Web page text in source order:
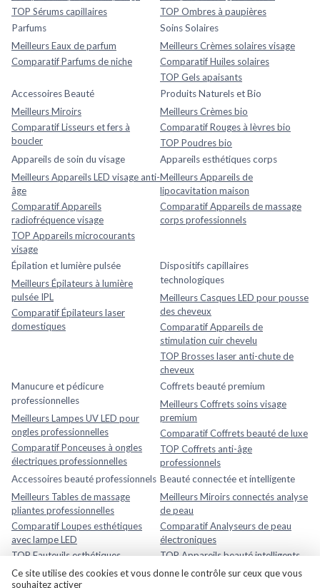
TOP Sérums capillaires
TOP Ombres à paupières
Parfums
Meilleurs Eaux de parfum
Comparatif Parfums de niche
Soins Solaires
Meilleurs Crèmes solaires visage
Comparatif Huiles solaires
TOP Gels apaisants
Accessoires Beauté
Meilleurs Miroirs
Comparatif Lisseurs et fers à
boucler
Produits Naturels et Bio
Meilleurs Crèmes bio
Comparatif Rouges à lèvres bio
TOP Poudres bio
Appareils de soin du visage
Meilleurs Appareils LED visage anti-
âge
Comparatif Appareils
radiofréquence visage
TOP Appareils microcourants
visage
Appareils esthétiques corps
Meilleurs Appareils de
lipocavitation maison
Comparatif Appareils de massage
corps professionnels
Épilation et lumière pulsée
Meilleurs Épilateurs à lumière
pulsée IPL
Comparatif Épilateurs laser
domestiques
Dispositifs capillaires
technologiques
Meilleurs Casques LED pour pousse
des cheveux
Comparatif Appareils de
stimulation cuir chevelu
TOP Brosses laser anti-chute de
cheveux
Manucure et pédicure
professionnelles
Meilleurs Lampes UV LED pour
ongles professionnelles
Comparatif Ponceuses à ongles
électriques professionnelles
Coffrets beauté premium
Meilleurs Coffrets soins visage
premium
Comparatif Coffrets beauté de luxe
TOP Coffrets anti-âge
professionnels
Accessoires beauté professionnels
Meilleurs Tables de massage
pliantes professionnelles
Comparatif Loupes esthétiques
avec lampe LED
TOP Fauteuils esthétiques
réglables
Beauté connectée et intelligente
Meilleurs Miroirs connectés analyse
de peau
Comparatif Analyseurs de peau
électroniques
TOP Appareils beauté intelligents
avec application mobile
Rasage et soins homme
Ce site utilise des cookies et vous donne le contrôle sur ceux que vous
souhaitez activer